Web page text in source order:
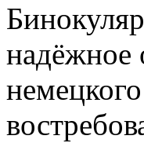
надёжное